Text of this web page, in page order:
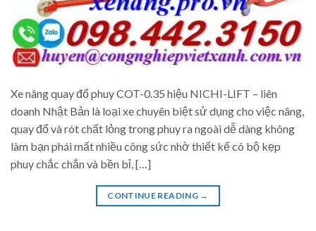
Xe nâng quay đổ phuy COT-0.35 hiệu NICHI-LIFT – liên
doanh Nhật Bản là loại xe chuyên biệt sử dụng cho việc nâng,
quay đổ và rót chất lỏng trong phuy ra ngoài dễ dàng không
làm bạn phái mất nhiều công sức nhờ thiết kế có bộ kẹp
phuy chắc chắn và bền bỉ, […]
CONTINUE READING →